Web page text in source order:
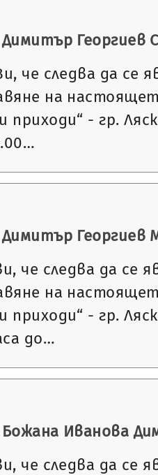
Георгиев
че следва да се
на
приходи“ - гр.
Георгиев
че следва да се
на
приходи“ - гр.
до…
Иванова
че следва да се